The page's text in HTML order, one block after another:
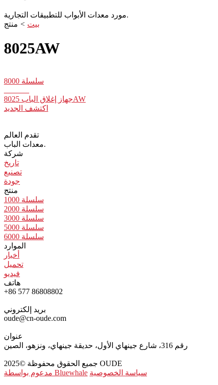
مورد معدات الأبواب للتطبيقات التجارية.
بيت > منتج
8025AW
سلسلة 8000
جهاز إغلاق الباب 8025AW
اكتشف الجديد
تقدم العالم
معدات الباب.
شركة
تاريخ
تصنيع
جودة
منتج
سلسلة 1000
سلسلة 2000
سلسلة 3000
سلسلة 5000
سلسلة 6000
الموارد
أخبار
تحميل
فيديو
هاتف
+86 577 86808802
بريد إلكتروني
oude@cn-oude.com
عنوان
رقم 316، شارع جينهاي الأول، حديقة جينهاي، ونزهو، الصين
جميع الحقوق محفوظة ©2025 OUDE
مدعوم بواسطة Bluewhale سياسة الخصوصية